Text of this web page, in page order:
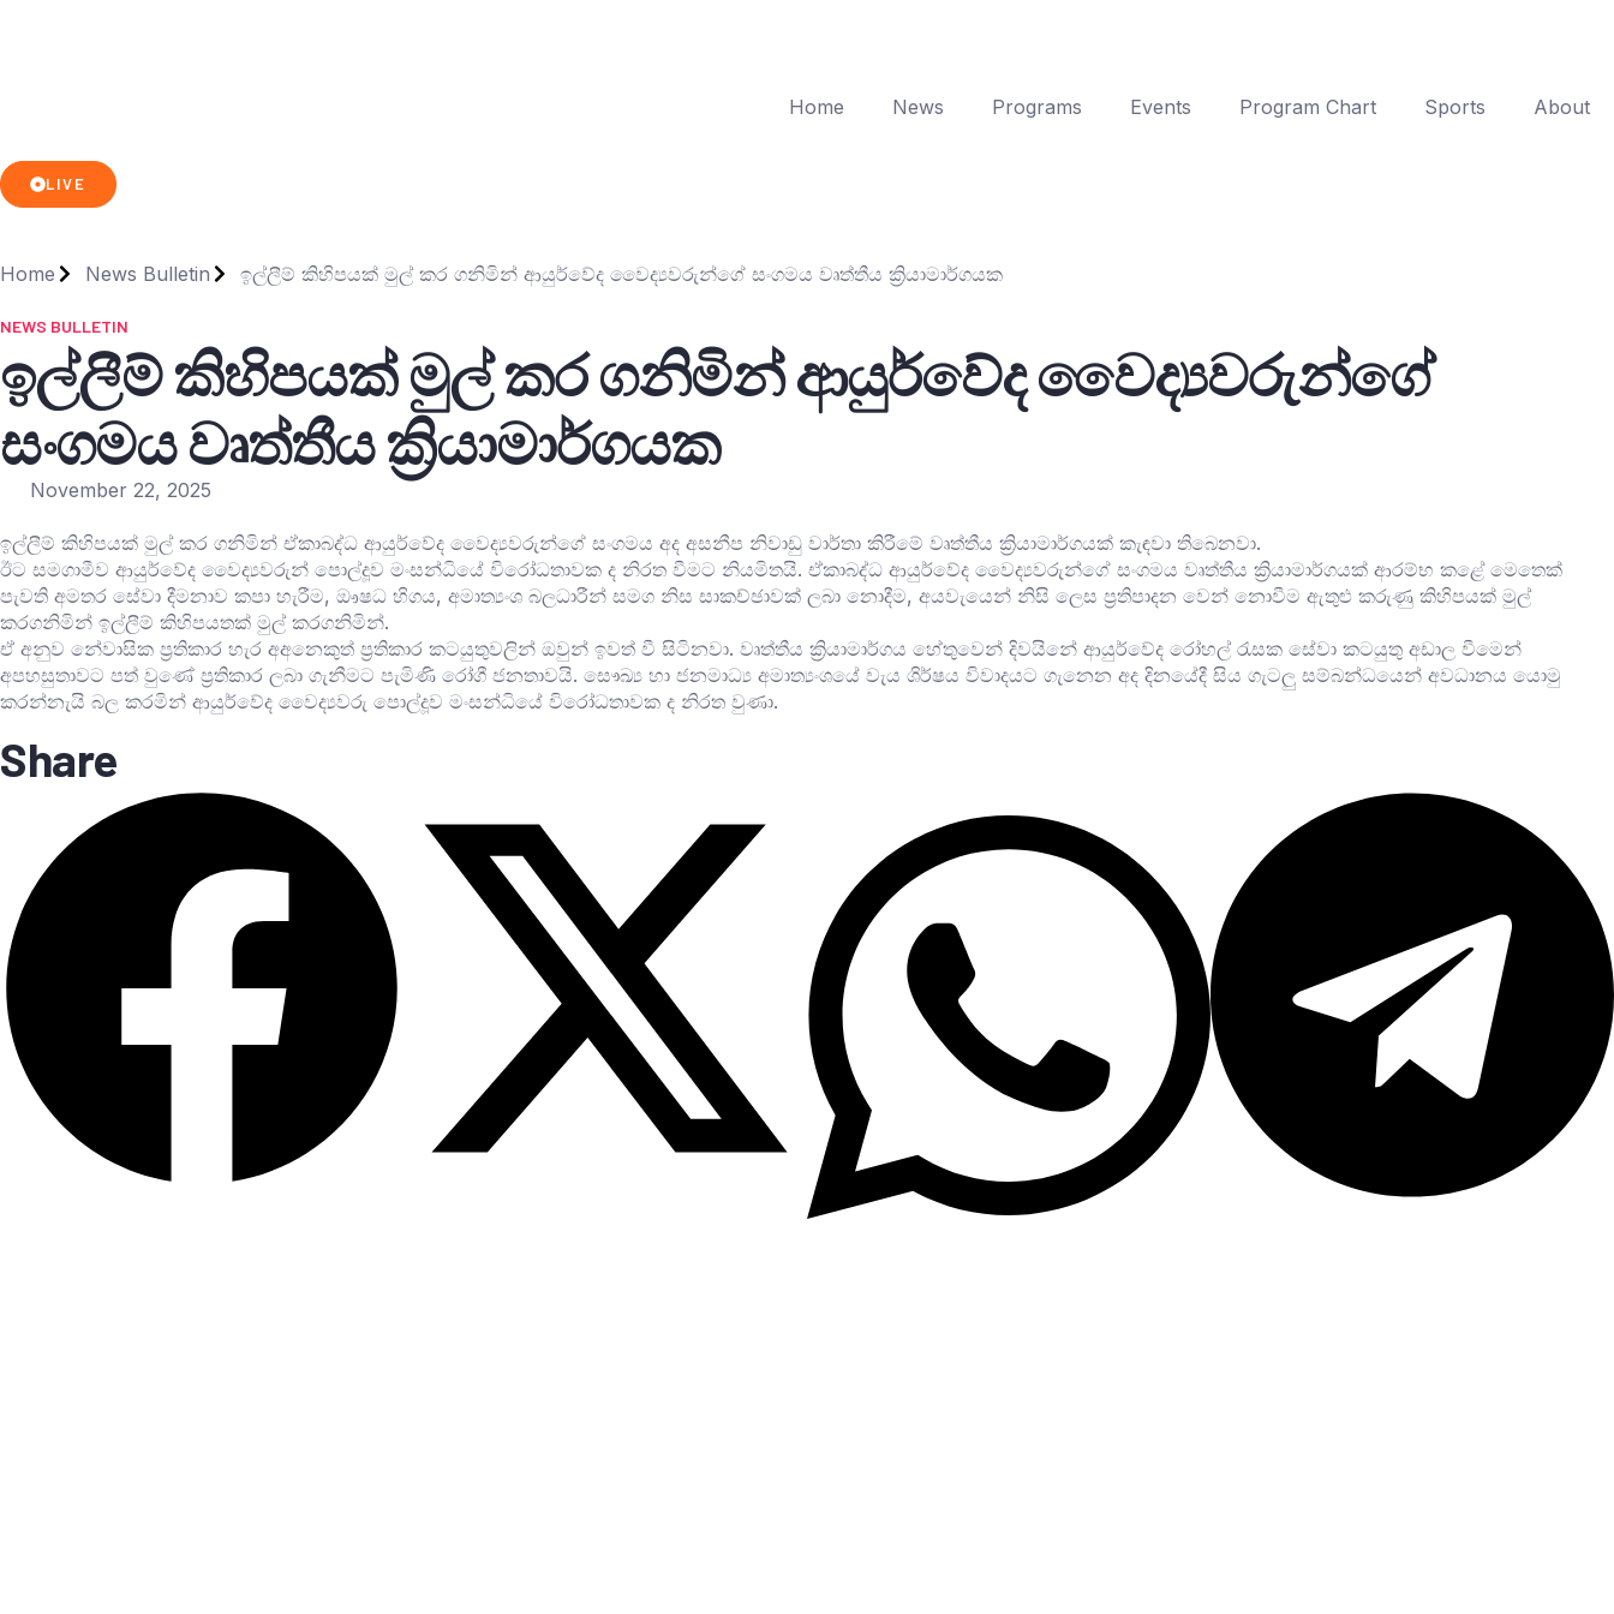
Home News Programs Events Program Chart Sports About
LIVE
Home News Bulletin ඉල්ලීම් කිහිපයක් මුල් කර ගනිමින් ආයුර්වේද වෛද්‍යවරුන්ගේ සංගමය වෘත්තීය ක්‍රියාමාර්ගයක
NEWS BULLETIN
ඉල්ලීම් කිහිපයක් මුල් කර ගනිමින් ආයුර්වේද වෛද්‍යවරුන්ගේ
සංගමය වෘත්තීය ක්‍රියාමාර්ගයක
November 22, 2025
ඉල්ලීම් කිහිපයක් මුල් කර ගනිමින් ඒකාබද්ධ ආයුර්වේද වෛද්‍යවරුන්ගේ සංගමය අද අසනීප නිවාඩු වාර්තා කිරීමේ වෘත්තීය ක්‍රියාමාර්ගයක් කැඳවා තිබෙනවා.
ඊට සමගාමීව ආයුර්වේද වෛද්‍යවරුන් පොල්දූව මංසන්ධියේ විරෝධතාවක ද නිරත වීමට නියමිතයි. ඒකාබද්ධ ආයුර්වේද වෛද්‍යවරුන්ගේ සංගමය වෘත්තීය ක්‍රියාමාර්ගයක් ආරම්භ කළේ මෙතෙක්
පැවති අමතර සේවා දීමනාව කපා හැරීම, ඖෂධ හිගය, අමාත්‍යංශ බලධාරීන් සමග නිස සාකච්ඡාවක් ලබා නොදීම, අයවැයෙන් නිසි ලෙස ප්‍රතිපාදන වෙන් නොවීම ඇතුළු කරුණු කිහිපයක් මුල්
කරගනිමින් ඉල්ලීම් කිහිපයතක් මුල් කරගනිමින්.
ඒ අනුව නේවාසික ප්‍රතිකාර හැර අඅනෙකුත් ප්‍රතිකාර කටයුතුවලින් ඔවුන් ඉවත් වී සිටිනවා. වෘත්තීය ක්‍රියාමාර්ගය හේතුවෙන් දිවයිනේ ආයුර්වේද රෝහල් රැසක ‌සේවා කටයුතු අඩාල වීමෙන්
අපහසුතාවට පත් වුණේ ප්‍රතිකාර ලබා ගැනීමට පැමිණි රෝගී ජනතාවයි. සෞඛ්‍ය හා ජනමාධ්‍ය අමාත්‍යංශයේ වැය ශිර්ෂය විවාදයට ගැනෙන අද දිනයේදී සිය ගැටලු සම්බන්ධයෙන් අවධානය යොමු
කරන්නැයි බල කරමින් ආයුර්වේද වෛද්‍යවරු පොල්දූව මංසන්ධියේ විරෝධතාවක ද නිරත වුණා.
Share